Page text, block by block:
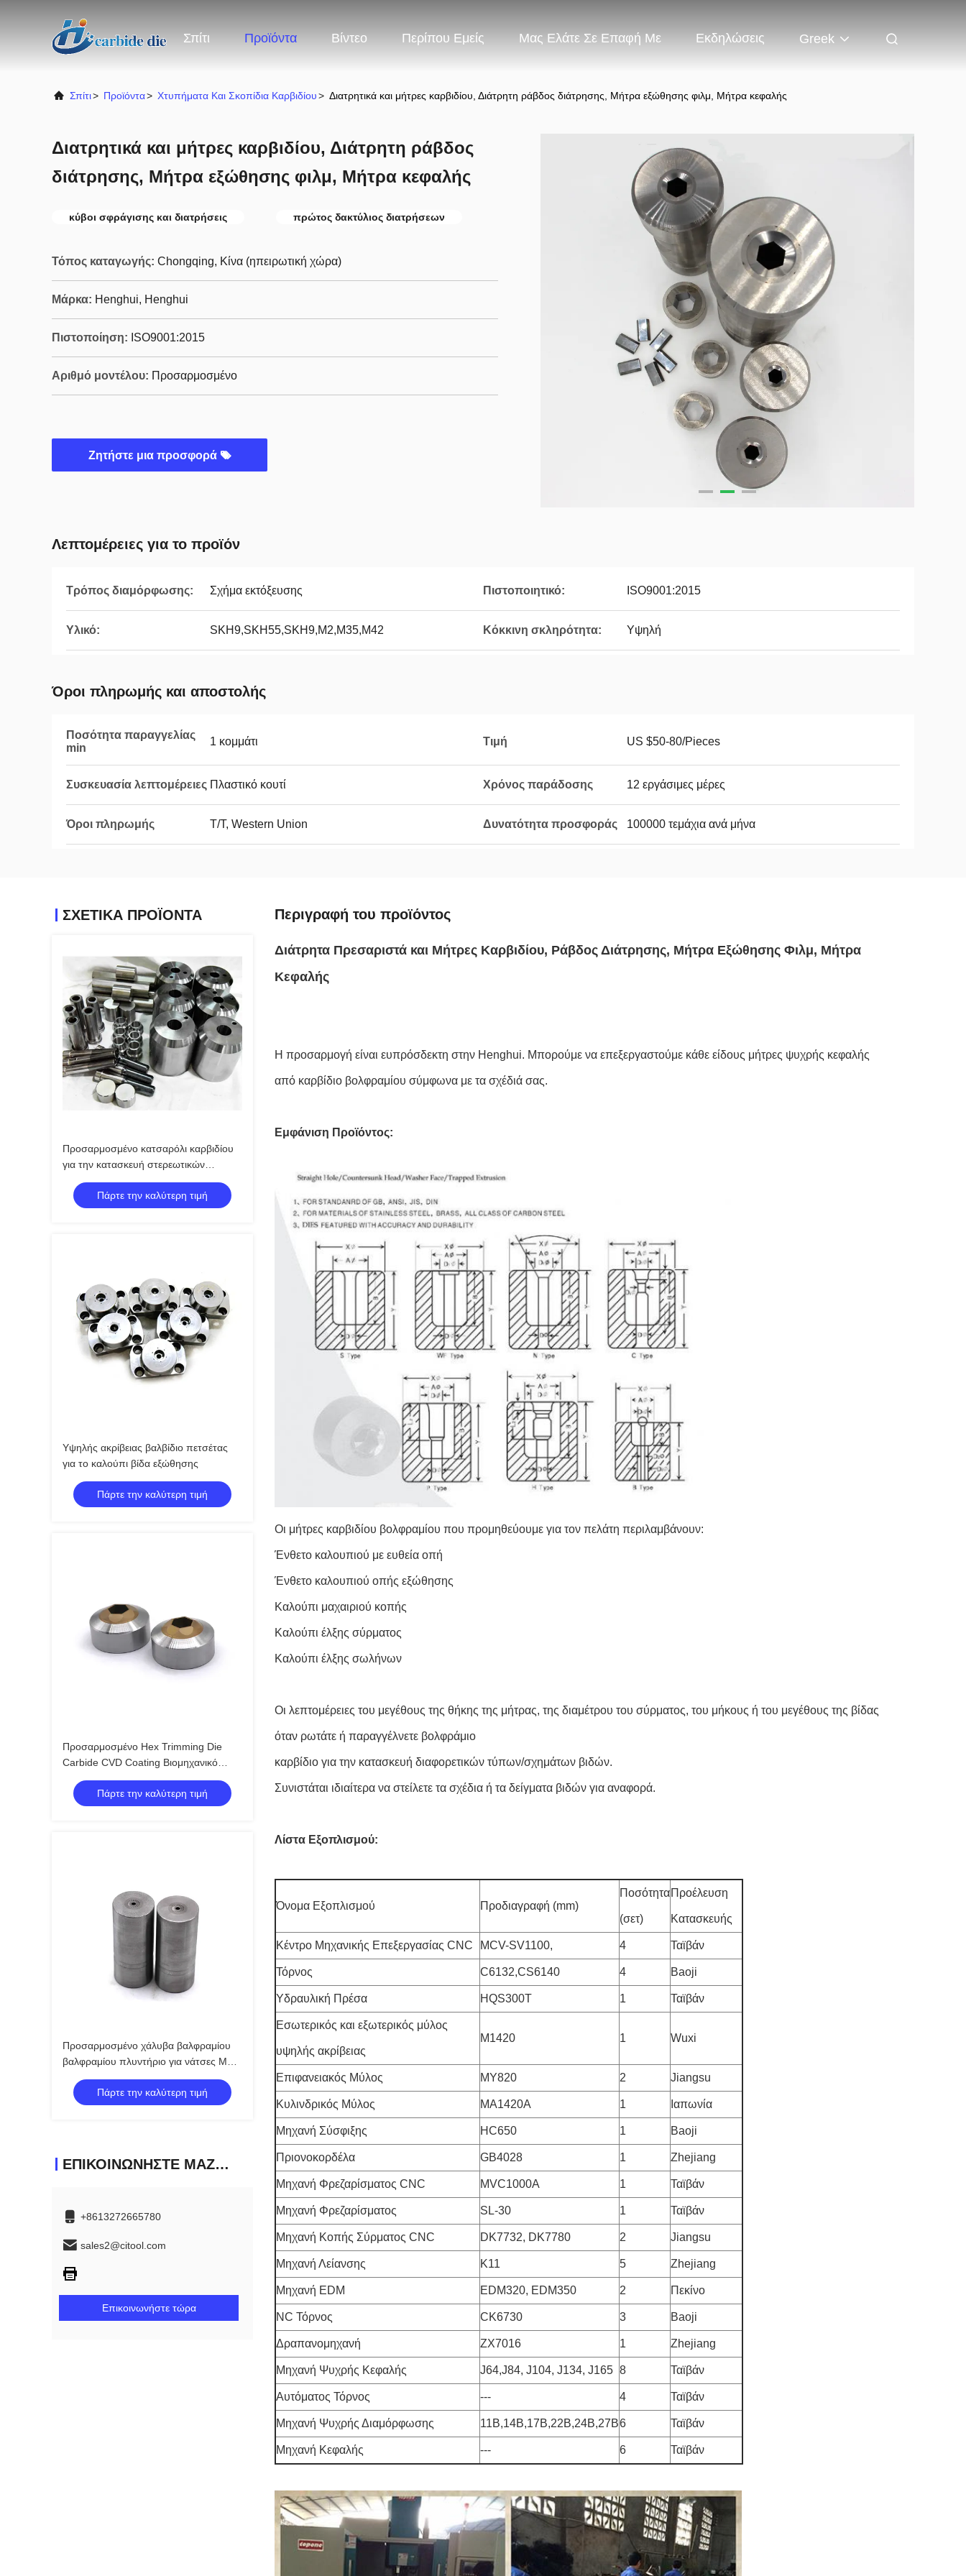
Σπίτι Προϊόντα Βίντεο Περίπου Εμείς Μας Ελάτε Σε Επαφή Με Εκδηλώσεις Greek
Σπίτι> Προϊόντα> Χτυπήματα Και Σκοπίδια Καρβιδίου> Διατρητικά και μήτρες καρβιδίου, Διάτρητη ράβδος διάτρησης, Μήτρα εξώθησης φιλμ, Μήτρα κεφαλής
Διατρητικά και μήτρες καρβιδίου, Διάτρητη ράβδος
διάτρησης, Μήτρα εξώθησης φιλμ, Μήτρα κεφαλής
κύβοι σφράγισης και διατρήσεις πρώτος δακτύλιος διατρήσεων
Τόπος καταγωγής: Chongqing, Κίνα (ηπειρωτική χώρα)
Μάρκα: Henghui, Henghui
Πιστοποίηση: ISO9001:2015
Αριθμό μοντέλου: Προσαρμοσμένο
Ζητήστε μια προσφορά
Λεπτομέρειες για το προϊόν
Τρόπος διαμόρφωσης: Σχήμα εκτόξευσης Πιστοποιητικό: ISO9001:2015
Υλικό: SKH9,SKH55,SKH9,M2,M35,M42 Κόκκινη σκληρότητα: Υψηλή
Όροι πληρωμής και αποστολής
Ποσότητα παραγγελίας
min
1 κομμάτι Τιμή US $50-80/Pieces
Συσκευασία λεπτομέρειες Πλαστικό κουτί Χρόνος παράδοσης 12 εργάσιμες μέρες
Όροι πληρωμής T/T, Western Union Δυνατότητα προσφοράς 100000 τεμάχια ανά μήνα
ΣΧΕΤΙΚΑ ΠΡΟΪΟΝΤΑ
Προσαρμοσμένο κατσαρόλι καρβιδίου
για την κατασκευή στερεωτικών
στοιχείων
Πάρτε την καλύτερη τιμή
Υψηλής ακρίβειας βαλβίδιο πετσέτας
για το καλούπι βίδα εξώθησης
Πάρτε την καλύτερη τιμή
Προσαρμοσμένο Hex Trimming Die
Carbide CVD Coating Βιομηχανικό
μούχλα
Πάρτε την καλύτερη τιμή
Προσαρμοσμένο χάλυβα βαλφραμίου
βαλφραμίου πλυντήριο για νάτσες M12-
M20
Πάρτε την καλύτερη τιμή
ΕΠΙΚΟΙΝΩΝΉΣΤΕ ΜΑΖΊ ΜΑΣ
+8613272665780
sales2@citool.com
Επικοινωνήστε τώρα
Περιγραφή του προϊόντος
Διάτρητα Πρεσαριστά και Μήτρες Καρβιδίου, Ράβδος Διάτρησης, Μήτρα Εξώθησης Φιλμ, Μήτρα
Κεφαλής
Η προσαρμογή είναι ευπρόσδεκτη στην Henghui. Μπορούμε να επεξεργαστούμε κάθε είδους μήτρες ψυχρής κεφαλής
από καρβίδιο βολφραμίου σύμφωνα με τα σχέδιά σας.
Εμφάνιση Προϊόντος:
Οι μήτρες καρβιδίου βολφραμίου που προμηθεύουμε για τον πελάτη περιλαμβάνουν:
Ένθετο καλουπιού με ευθεία οπή
Ένθετο καλουπιού οπής εξώθησης
Καλούπι μαχαιριού κοπής
Καλούπι έλξης σύρματος
Καλούπι έλξης σωλήνων
Οι λεπτομέρειες του μεγέθους της θήκης της μήτρας, της διαμέτρου του σύρματος, του μήκους ή του μεγέθους της βίδας
όταν ρωτάτε ή παραγγέλνετε βολφράμιο
καρβίδιο για την κατασκευή διαφορετικών τύπων/σχημάτων βιδών.
Συνιστάται ιδιαίτερα να στείλετε τα σχέδια ή τα δείγματα βιδών για αναφορά.
Λίστα Εξοπλισμού:
Όνομα Εξοπλισμού Προδιαγραφή (mm)
Ποσότητα
(σετ)
Προέλευση
Κατασκευής
Κέντρο Μηχανικής Επεξεργασίας CNC MCV-SV1100, 4 Ταϊβάν
Τόρνος C6132,CS6140 4 Baoji
Υδραυλική Πρέσα HQS300T 1 Ταϊβάν
Εσωτερικός και εξωτερικός μύλος
υψηλής ακρίβειας
M1420 1 Wuxi
Επιφανειακός Μύλος MY820 2 Jiangsu
Κυλινδρικός Μύλος MA1420A 1 Ιαπωνία
Μηχανή Σύσφιξης HC650 1 Baoji
Πριονοκορδέλα GB4028 1 Zhejiang
Μηχανή Φρεζαρίσματος CNC MVC1000A 1 Ταϊβάν
Μηχανή Φρεζαρίσματος SL-30 1 Ταϊβάν
Μηχανή Κοπής Σύρματος CNC DK7732, DK7780 2 Jiangsu
Μηχανή Λείανσης K11 5 Zhejiang
Μηχανή EDM EDM320, EDM350 2 Πεκίνο
NC Τόρνος CK6730 3 Baoji
Δραπανομηχανή ZX7016 1 Zhejiang
Μηχανή Ψυχρής Κεφαλής J64,J84, J104, J134, J165 8 Ταϊβάν
Αυτόματος Τόρνος --- 4 Ταϊβάν
Μηχανή Ψυχρής Διαμόρφωσης 11B,14B,17B,22B,24B,27B6 Ταϊβάν
Μηχανή Κεφαλής --- 6 Ταϊβάν